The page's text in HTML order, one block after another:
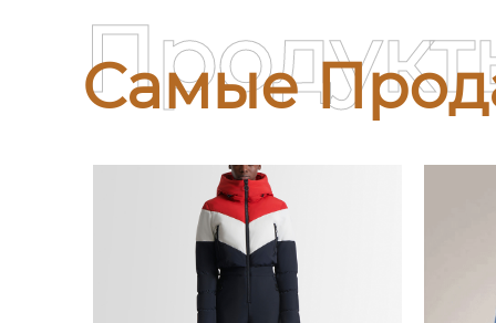
Самые